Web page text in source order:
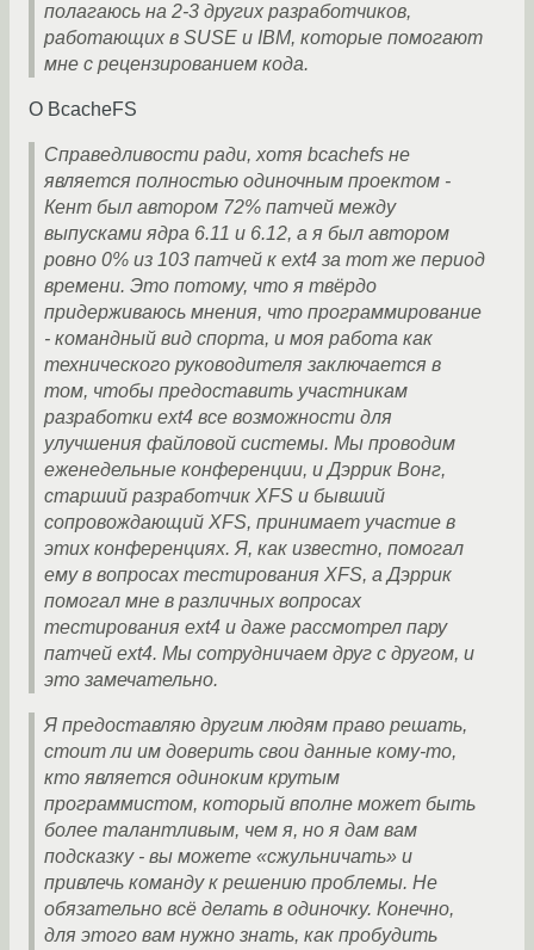
полагаюсь на 2-3 других разработчиков,
работающих в SUSE и IBM, которые помогают
мне с рецензированием кода.
О BcacheFS
Справедливости ради, хотя bcachefs не
является полностью одиночным проектом -
Кент был автором 72% патчей между
выпусками ядра 6.11 и 6.12, а я был автором
ровно 0% из 103 патчей к ext4 за тот же период
времени. Это потому, что я твёрдо
придерживаюсь мнения, что программирование
- командный вид спорта, и моя работа как
технического руководителя заключается в
том, чтобы предоставить участникам
разработки ext4 все возможности для
улучшения файловой системы. Мы проводим
еженедельные конференции, и Дэррик Вонг,
старший разработчик XFS и бывший
сопровождающий XFS, принимает участие в
этих конференциях. Я, как известно, помогал
ему в вопросах тестирования XFS, а Дэррик
помогал мне в различных вопросах
тестирования ext4 и даже рассмотрел пару
патчей ext4. Мы сотрудничаем друг с другом, и
это замечательно.
Я предоставляю другим людям право решать,
стоит ли им доверить свои данные кому-то,
кто является одиноким крутым
программистом, который вполне может быть
более талантливым, чем я, но я дам вам
подсказку - вы можете «сжульничать» и
привлечь команду к решению проблемы. Не
обязательно всё делать в одиночку. Конечно,
для этого вам нужно знать, как пробудить